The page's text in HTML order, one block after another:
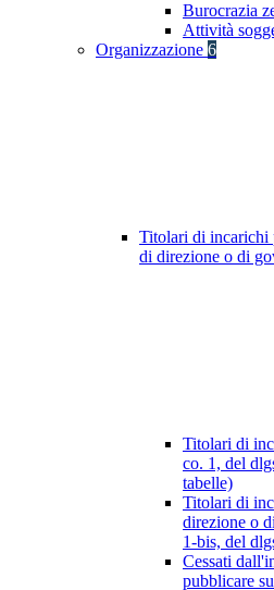
Burocrazia
Attività
Organizzazione 6
Titolari di incarichi
di direzione o di
Titolari di
co. 1, del
tabelle)
Titolari di
direzione o
1-bis, del
Cessati
pubblicare